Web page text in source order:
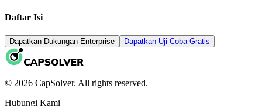
Daftar Isi
Dapatkan Dukungan Enterprise Dapatkan Uji Coba Gratis
© 2026 CapSolver. All rights reserved.
Hubungi Kami